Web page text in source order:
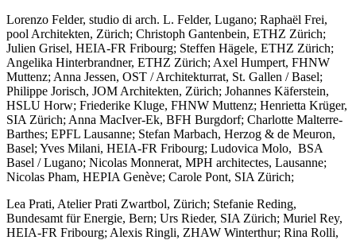
Lorenzo Felder, studio di arch. L. Felder, Lugano; Raphaël Frei,
pool Architekten, Zürich; Christoph Gantenbein, ETHZ Zürich;
Julien Grisel, HEIA-FR Fribourg; Steffen Hägele, ETHZ Zürich;
Angelika Hinterbrandner, ETHZ Zürich; Axel Humpert, FHNW
Muttenz; Anna Jessen, OST / Architekturrat, St. Gallen / Basel;
Philippe Jorisch, JOM Architekten, Zürich; Johannes Käferstein,
HSLU Horw; Friederike Kluge, FHNW Muttenz; Henrietta Krüger,
SIA Zürich; Anna MacIver-Ek, BFH Burgdorf; Charlotte Malterre-
Barthes; EPFL Lausanne; Stefan Marbach, Herzog & de Meuron,
Basel; Yves Milani, HEIA-FR Fribourg; Ludovica Molo, BSA
Basel / Lugano; Nicolas Monnerat, MPH architectes, Lausanne;
Nicolas Pham, HEPIA Genève; Carole Pont, SIA Zürich;
Lea Prati, Atelier Prati Zwartbol, Zürich; Stefanie Reding,
Bundesamt für Energie, Bern; Urs Rieder, SIA Zürich; Muriel Rey,
HEIA-FR Fribourg; Alexis Ringli, ZHAW Winterthur; Rina Rolli,